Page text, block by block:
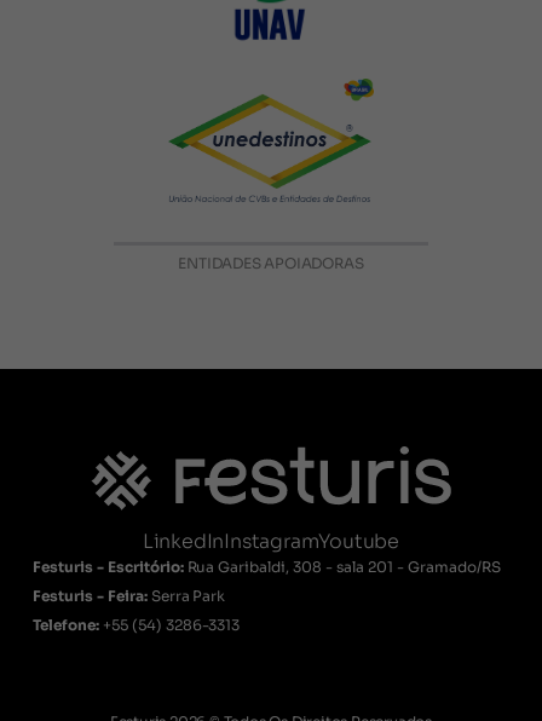
ENTIDADES APOIADORAS
LinkedInInstagramYoutube
Festuris - Escritório: Rua Garibaldi, 308 - sala 201 - Gramado/RS
Festuris - Feira: Serra Park
Telefone: +55 (54) 3286-3313